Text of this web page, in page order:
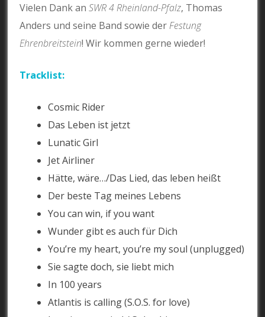
Vielen Dank anSWR 4 Rheinland-Pfalz, Thomas
Anders und seine Band sowie der Festung
Ehrenbreitstein! Wir kommen gerne wieder!
Tracklist:
Cosmic Rider
Das Leben ist jetzt
Lunatic Girl
Jet Airliner
Hätte, wäre…/Das Lied, das leben heißt
Der beste Tag meines Lebens
You can win, if you want
Wunder gibt es auch für Dich
You’re my heart, you’re my soul (unplugged)
Sie sagte doch, sie liebt mich
In 100 years
Atlantis is calling (S.O.S. for love)